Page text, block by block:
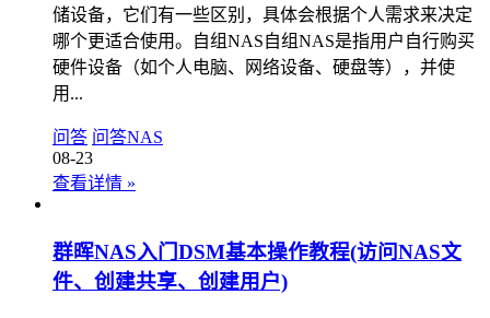
储设备，它们有一些区别，具体会根据个人需求来决定
哪个更适合使用。自组NAS自组NAS是指用户自行购买
硬件设备（如个人电脑、网络设备、硬盘等），并使
用...
问答 问答NAS
08-23
查看详情 »
群晖NAS入门DSM基本操作教程(访问NAS文
件、创建共享、创建用户)